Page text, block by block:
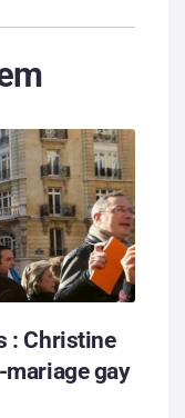
: Christine
gay